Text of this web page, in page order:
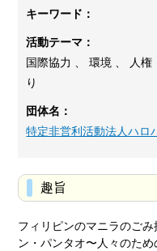
キーワード：
活動テーマ：
国際協力 、 環境 、 人権
り
団体名：
特定非営利活動法人ハロ
趣旨
フィリピンのマニラのご
ン・パンタオ〜人々のた